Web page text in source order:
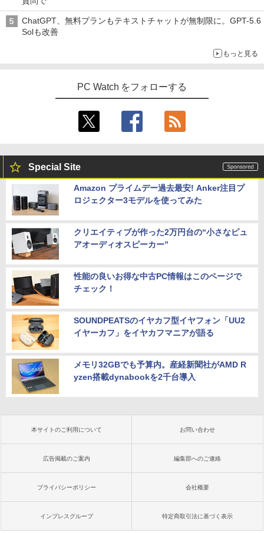
ChatGPT、無料プランもテキストチャットが無制限に。GPT-5.6
Solも改善
もっと見る
PC Watch をフォローする
Special Site
Amazon プライムデー過去最安! Anker注目プ
ロジェクター3モデルを使ってみた
クリエイティブが作った2万円台の“小さなピュ
アオーディオスピーカー”
性能の良いお得な中古PC情報はこのページで
チェック！
SOUNDPEATSのイヤカフ型イヤフォン「UU2
イヤーカフ」をイヤカフマニアが語る
メモリ32GBでも予算内。産経新聞社がAMD R
yzen搭載dynabookを2千台導入
本サイトのご利用について お問い合わせ
広告掲載のご案内 編集部へのご連絡
プライバシーポリシー 会社概要
インプレスグループ 特定商取引法に基づく表示